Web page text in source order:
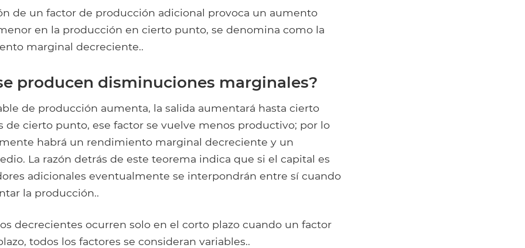
de un factor de producción adicional provoca un aumento
en la producción en cierto punto, se denomina como la
marginal decreciente..
producen disminuciones marginales?
de producción aumenta, la salida aumentará hasta cierto
de cierto punto, ese factor se vuelve menos productivo; por lo
habrá un rendimiento marginal decreciente y un
La razón detrás de este teorema indica que si el capital es
adicionales eventualmente se interpondrán entre sí cuando
la producción..
decrecientes ocurren solo en el corto plazo cuando un factor
todos los factores se consideran variables..